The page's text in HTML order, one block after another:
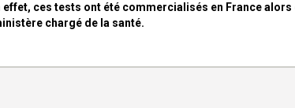
ces tests ont été commercialisés en France
chargé de la santé.